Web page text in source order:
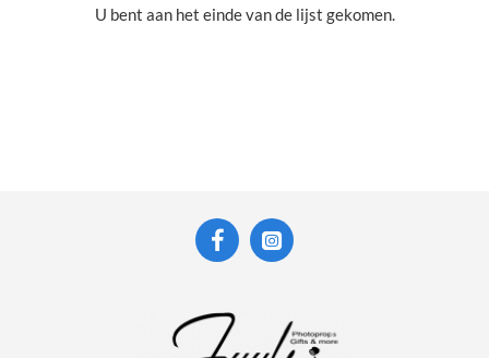
U bent aan het einde van de lijst gekomen.